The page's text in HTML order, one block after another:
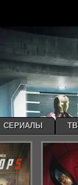
СЕРИАЛЫ ТВ